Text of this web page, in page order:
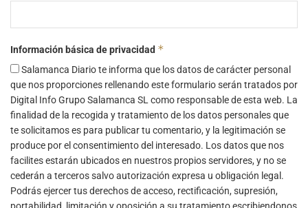
Información básica de privacidad *
Salamanca Diario te informa que los datos de carácter personal
que nos proporciones rellenando este formulario serán tratados por
Digital Info Grupo Salamanca SL como responsable de esta web. La
finalidad de la recogida y tratamiento de los datos personales que
te solicitamos es para publicar tu comentario, y la legitimación se
produce por el consentimiento del interesado. Los datos que nos
facilites estarán ubicados en nuestros propios servidores, y no se
cederán a terceros salvo autorización expresa u obligación legal.
Podrás ejercer tus derechos de acceso, rectificación, supresión,